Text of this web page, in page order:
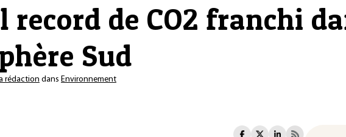
record de CO2 franchi
Sud
rédaction dans Environnement